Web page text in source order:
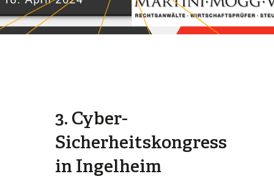
3. Cyber-
Sicherheitskongress
in Ingelheim